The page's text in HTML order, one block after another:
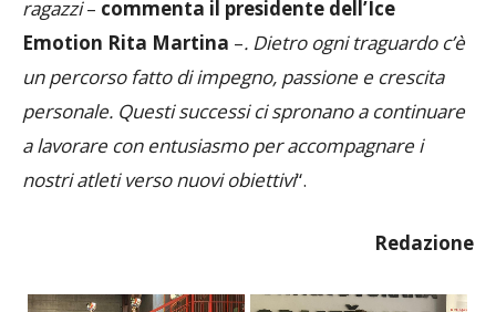
“Siamo orgogliosi dei risultati raggiunti dai nostri
ragazzi–commenta il presidente dell’Ice
Emotion Rita Martina–. Dietro ogni traguardo c’è
un percorso fatto di impegno, passione e crescita
personale. Questi successi ci spronano a continuare
a lavorare con entusiasmo per accompagnare i